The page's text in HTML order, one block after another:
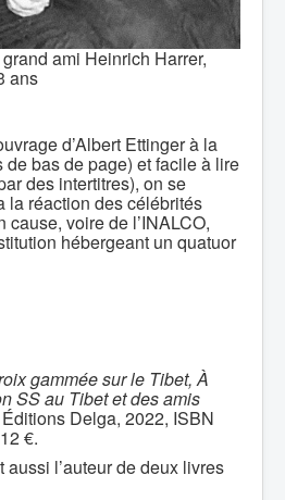
ami Heinrich Harrer,
ans
d’Albert Ettinger à la
de bas de page) et facile à lire
des intertitres), on se
la réaction des célébrités
voire de l’INALCO,
hébergeant un quatuor
gammée sur le Tibet, À
SS au Tibet et des amis
Éditions Delga, 2022, ISBN
€.
aussi l’auteur de deux livres